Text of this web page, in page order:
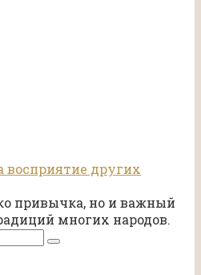
восприятие других
привычка, но и важный
многих народов.